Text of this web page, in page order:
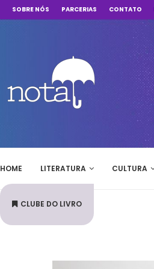
SOBRE NÓS PARCERIAS CONTATO
HOME LITERATURA CULTURA
CLUBE DO LIVRO